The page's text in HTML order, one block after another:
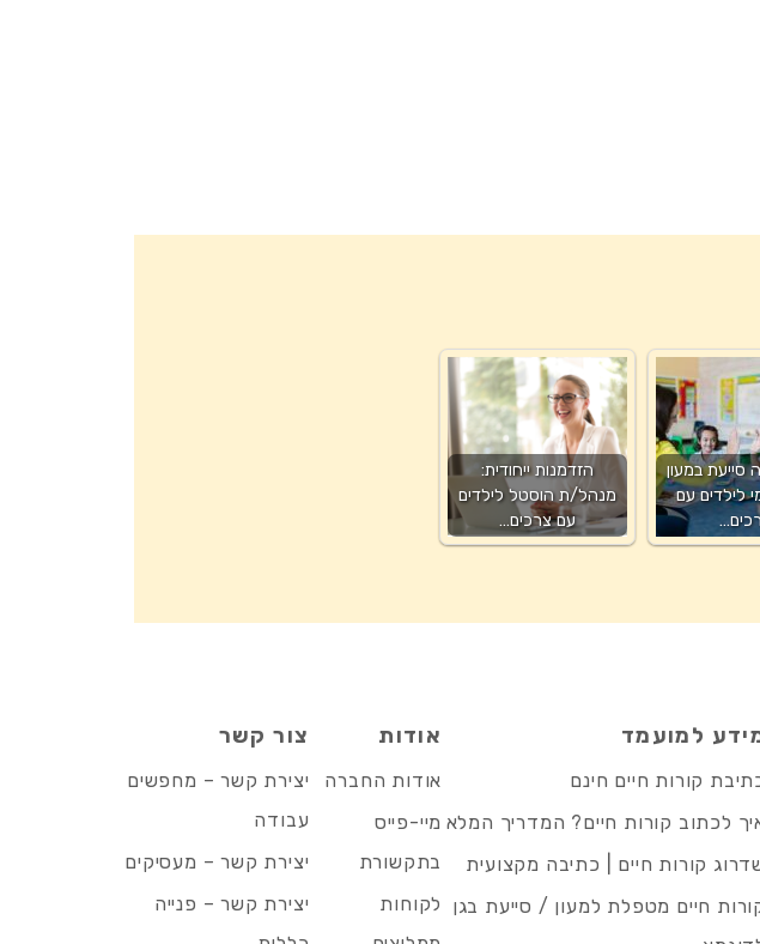
הזדמנות ייחודית:
מנהל/ת הוסטל לילדים
עם צרכים…
סייעת במעון
לילדים עם
למועמד
קורות חיים חינם
לכתוב קורות חיים? המדריך המלא
קורות חיים | כתיבה מקצועית
חיים מטפלת למעון / סייעת בגן
אודות
אודות החברה
מיי-פייס
בתקשורת
לקוחות
צור קשר
יצירת קשר – מחפשים
עבודה
יצירת קשר – מעסיקים
יצירת קשר – פנייה